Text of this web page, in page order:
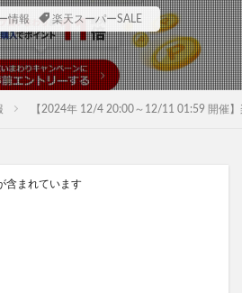
情報 楽天スーパーSALE
【2024年 12/4 20:00～12/11 01:59 開催】
含まれています